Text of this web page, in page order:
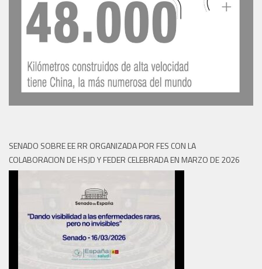
SENADO SOBRE EE RR ORGANIZADA POR FES CON LA
COLABORACION DE HSJD Y FEDER CELEBRADA EN MARZO DE 2026